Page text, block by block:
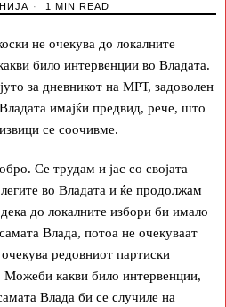
1 MIN READ
не очекува до локалните
било интервенции во Владата.
за дневникот на МРТ, задоволен
имајќи предвид, рече, што
се соочивме.
Се трудам и јас со својата
во Владата и ќе продолжам
до локалните избори би имало
Влада, потоа не очекуваат
редовниот партиски
какви било интервенции,
Влада би се случиле на